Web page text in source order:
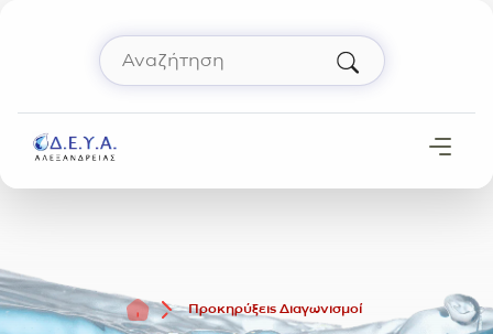
Αναζήτηση
ΑρχικήΠροκηρύξεις Διαγωνισμοί